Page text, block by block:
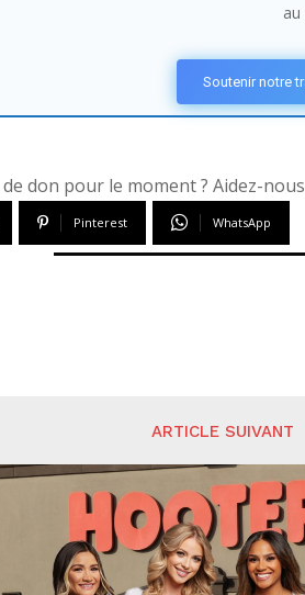
au
Soutenir notre
don pour le moment ? Aidez-
Pinterest WhatsApp
ARTICLE SUIVANT